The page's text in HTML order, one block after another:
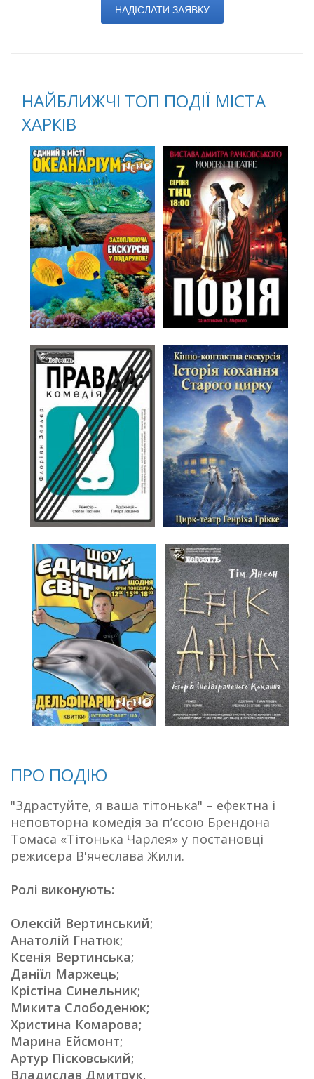
НАДІСЛАТИ ЗАЯВКУ
НАЙБЛИЖЧІ ТОП ПОДІЇ МІСТА
ХАРКІВ
ПРО ПОДІЮ
"Здрастуйте, я ваша тітонька" – ефектна і
неповторна комедія за п’єсою Брендона
Томаса «Тітонька Чарлея» у постановці
режисера В'ячеслава Жили.
Ролі виконують:
Олексій Вертинський;
Анатолій Гнатюк;
Ксенія Вертинська;
Даніїл Маржець;
Крістіна Синельник;
Микита Слободенюк;
Христина Комарова;
Марина Ейсмонт;
Артур Пісковський;
Владислав Дмитрук.